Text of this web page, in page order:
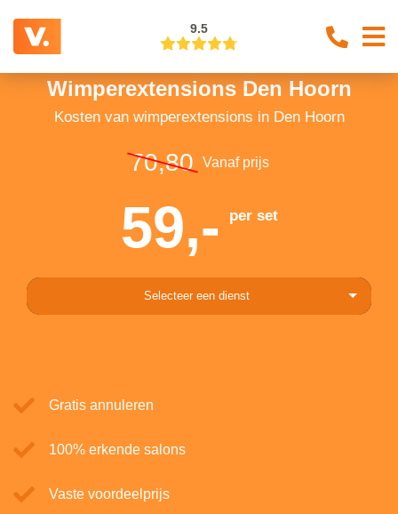
9.5
Wimperextensions Den Hoorn
Kosten van wimperextensions in Den Hoorn
70,80 Vanaf prijs
59,- per set
Selecteer een dienst
Gratis annuleren
100% erkende salons
Vaste voordeelprijs